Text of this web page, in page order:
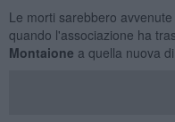
Le morti sarebbero
quando l'associazione ha
Montaione a quella nuova di